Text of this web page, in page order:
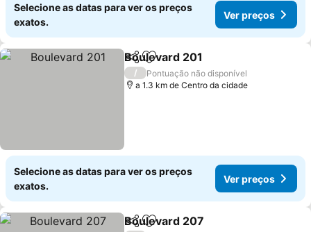
Selecione as datas para ver os preços
exatos.
Ver preços
PartilharAdicionar aos favoritos
Boulevard 201
/
Pontuação não disponível
a 1.3 km de Centro da cidade
Selecione as datas para ver os preços
exatos.
Ver preços
PartilharAdicionar aos favoritos
Boulevard 207